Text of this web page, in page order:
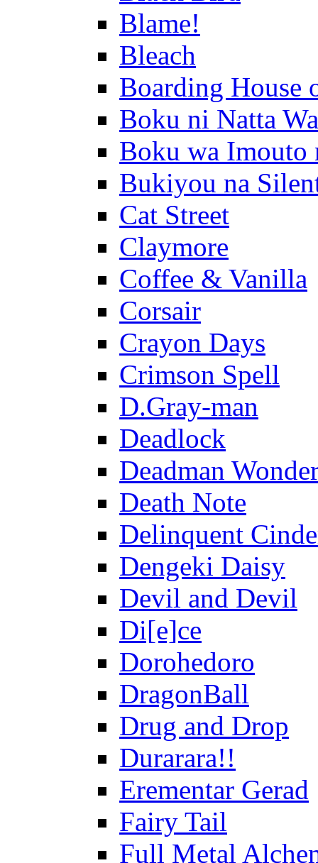
Blame!
Bleach
Boarding House
Boku ni Natta
Boku wa
Bukiyou na
Cat Street
Claymore
Coffee & Vanilla
Corsair
Crayon Days
Crimson Spell
D.Gray-man
Deadlock
Deadman
Death Note
Delinquent
Dengeki Daisy
Devil and Devil
Di[e]ce
Dorohedoro
DragonBall
Drug and Drop
Durarara!!
Erementar Gerad
Fairy Tail
Full Metal